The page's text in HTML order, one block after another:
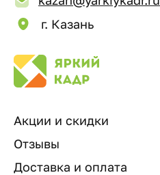
г. Казань
Акции и скидки
Отзывы
Доставка и оплата